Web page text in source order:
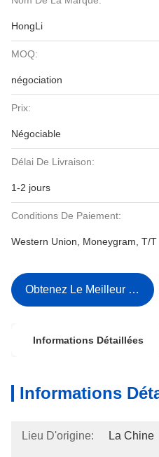
HongLi
MOQ:
négociation
Prix:
Négociable
Délai De Livraison:
1-2 jours
Conditions De Paiement:
Western Union, Moneygram, T/T
Obtenez Le Meilleur Prix
Informations Détaillées
Informations
Lieu D'origine: La Chine